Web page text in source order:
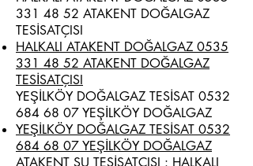
331 48 52 ATAKENT DOĞALGAZ
TESİSATÇISI
HALKALI ATAKENT DOĞALGAZ 0535
331 48 52 ATAKENT DOĞALGAZ
TESİSATÇISI
YEŞİLKÖY DOĞALGAZ TESİSAT 0532
684 68 07YEŞİLKÖY DOĞALGAZ
YEŞİLKÖY DOĞALGAZ TESİSAT 0532
684 68 07 YEŞİLKÖY DOĞALGAZ
ATAKENT SU TESİSATÇISI : HALKALI